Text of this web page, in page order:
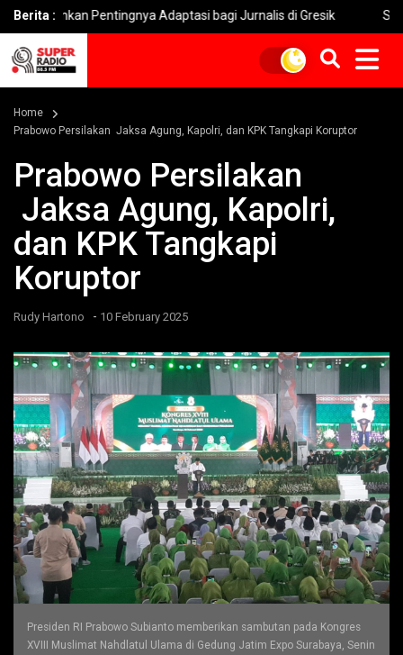
Berita :
Pentingnya Adaptasi bagi Jurnalis di Gresik Soekarno
Home
Prabowo Persilakan Jaksa Agung, Kapolri, dan KPK Tangkapi Koruptor
Prabowo Persilakan
Jaksa Agung, Kapolri,
dan KPK Tangkapi
Koruptor
Rudy Hartono - 10 February 2025
Presiden RI Prabowo Subianto memberikan sambutan pada Kongres
XVIII Muslimat Nahdlatul Ulama di Gedung Jatim Expo Surabaya, Senin